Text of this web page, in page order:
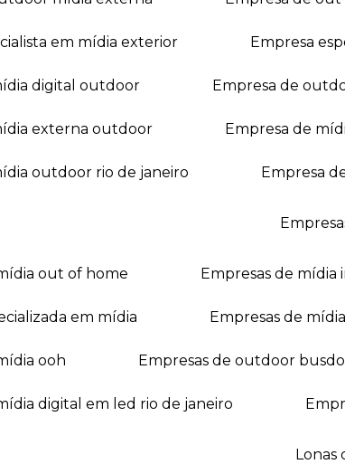
em mídia exterior empresa
digital outdoor empresa de
externa outdoor empresa de
outdoor rio de janeiro empresa
out of home empresas de mídia
em mídia empresas de
ooh empresas de outdoor
digital em led rio de janeiro
lonas